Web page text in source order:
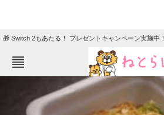
🎁 Switch 2もあたる！ プレゼントキャンペーン実施中！
ねとらぼメニュー
ニュース